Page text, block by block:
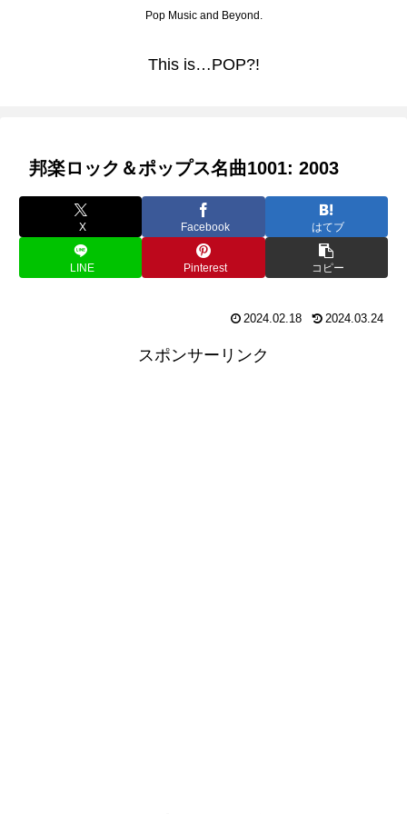
Pop Music and Beyond.
This is…POP?!
邦楽ロック＆ポップス名曲1001: 2003
X Facebook はてブ
LINE Pinterest コピー
2024.02.18 2024.03.24
スポンサーリンク